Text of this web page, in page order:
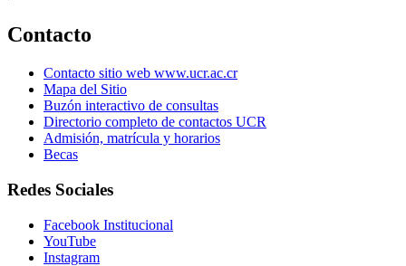
Contacto
Contacto sitio web www.ucr.ac.cr
Mapa del Sitio
Buzón interactivo de consultas
Directorio completo de contactos UCR
Admisión, matrícula y horarios
Becas
Redes Sociales
Facebook Institucional
YouTube
Instagram